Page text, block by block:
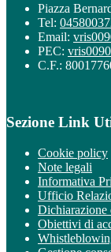
Piazza
Tel:
Email:
PEC:
C.F.:
Sezione Link
Cookie policy
Note legali
Informativa
Ufficio
Dichiarazione
Obiettivi di